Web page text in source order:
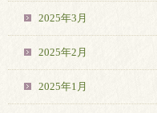
2025年3月
2025年2月
2025年1月